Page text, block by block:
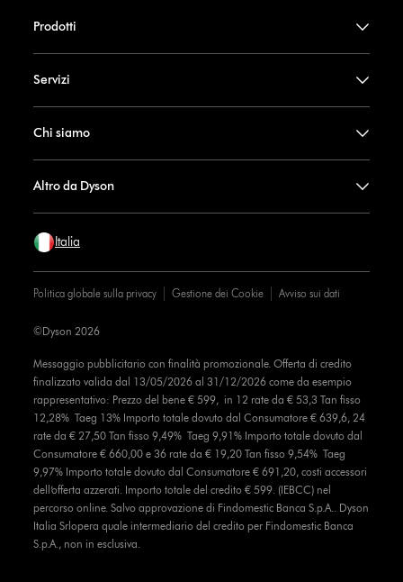
Prodotti
Servizi
Chi siamo
Altro da Dyson
Italia
Politica globale sulla privacy Gestione dei Cookie Avviso sui dati
Messaggio pubblicitario con finalità promozionale. Offerta di credito
finalizzato valida dal 13/05/2026 al 31/12/2026 come da esempio
rappresentativo: Prezzo del bene € 599, in 12 rate da € 53,3 Tan fisso
12,28% Taeg 13% Importo totale dovuto dal Consumatore € 639,6, 24
rate da € 27,50 Tan fisso 9,49% Taeg 9,91% Importo totale dovuto dal
Consumatore € 660,00 e 36 rate da € 19,20 Tan fisso 9,54% Taeg
9,97% Importo totale dovuto dal Consumatore € 691,20, costi accessori
dell’offerta azzerati. Importo totale del credito € 599. (IEBCC) nel
percorso online. Salvo approvazione di Findomestic Banca S.p.A.. Dyson
Italia Srlopera quale intermediario del credito per Findomestic Banca
S.p.A., non in esclusiva.
©Dyson 2026